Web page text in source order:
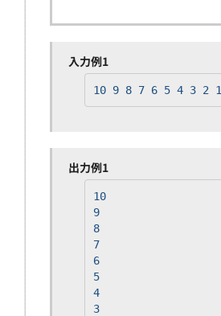
入力例1
10 9 8 7 6 5 4 3 2 1
出力例1
10
9
8
7
6
5
4
3